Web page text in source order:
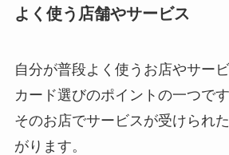
よく使う店舗やサービス
自分が普段よく使うお店やサー
カード選びのポイントの一つです
そのお店でサービスが受けられ
がります。